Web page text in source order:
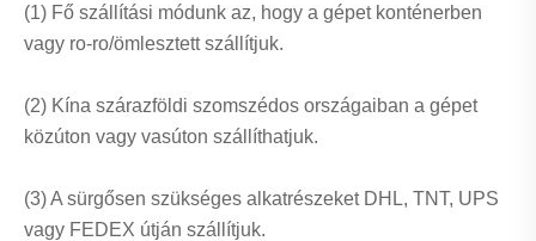
(1) Fő szállítási módunk az, hogy a gépet konténerben
vagy ro-ro/ömlesztett szállítjuk.
(2) Kína szárazföldi szomszédos országaiban a gépet
közúton vagy vasúton szállíthatjuk.
(3) A sürgősen szükséges alkatrészeket DHL, TNT, UPS
vagy FEDEX útján szállítjuk.